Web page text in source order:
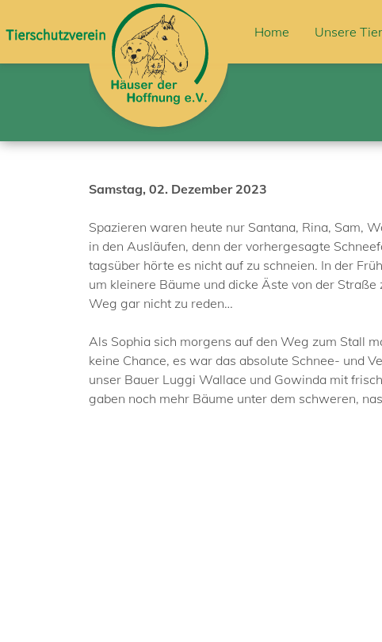
Home Unsere
Samstag, 02. Dezember 2023
Spazieren waren heute nur Santana, Rina, Sam,
in den Ausläufen, denn der vorhergesagte
tagsüber hörte es nicht auf zu schneien. In der
um kleinere Bäume und dicke Äste von der
Weg gar nicht zu reden…
Als Sophia sich morgens auf den Weg zum Stall
keine Chance, es war das absolute Schnee- und
unser Bauer Luggi Wallace und Gowinda mit
gaben noch mehr Bäume unter dem schweren,